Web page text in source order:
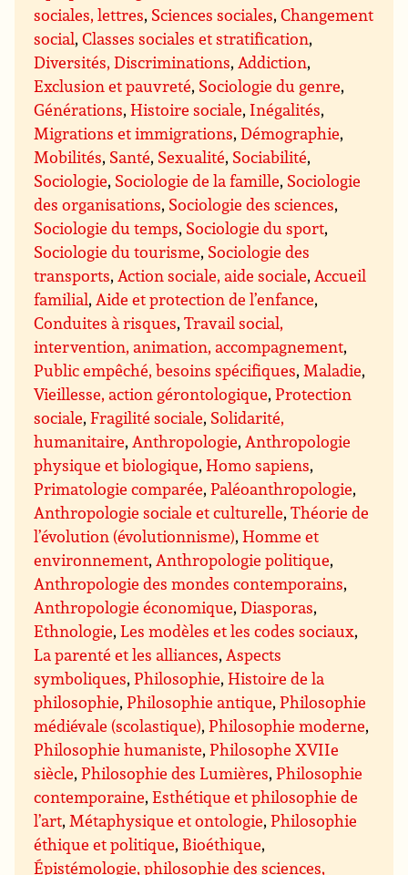
sociales, lettres, Sciences sociales,Changement
social,Classes sociales et stratification,
Diversités, Discriminations, Addiction,
Exclusion et pauvreté, Sociologie du genre,
Générations,Histoire sociale, Inégalités,
Migrations et immigrations,Démographie,
Mobilités, Santé, Sexualité, Sociabilité,
Sociologie, Sociologie de la famille, Sociologie
des organisations, Sociologie des sciences,
Sociologie du temps, Sociologie du sport,
Sociologie du tourisme, Sociologie des
transports, Action sociale, aide sociale, Accueil
familial, Aide et protection de l’enfance,
Conduites à risques,Travail social,
intervention, animation, accompagnement,
Public empêché, besoins spécifiques, Maladie,
Vieillesse, action gérontologique,Protection
sociale,Fragilité sociale, Solidarité,
humanitaire, Anthropologie, Anthropologie
physique et biologique,Homo sapiens,
Primatologie comparée,Paléoanthropologie,
Anthropologie sociale et culturelle,Théorie de
l’évolution (évolutionnisme),Homme et
environnement, Anthropologie politique,
Anthropologie des mondes contemporains,
Anthropologie économique,Diasporas,
Ethnologie,Les modèles et les codes sociaux,
La parenté et les alliances, Aspects
symboliques,Philosophie,Histoire de la
philosophie,Philosophie antique,Philosophie
médiévale (scolastique),Philosophie moderne,
Philosophie humaniste,Philosophe XVIIe
siècle,Philosophie des Lumières,Philosophie
contemporaine,Esthétique et philosophie de
l’art, Métaphysique et ontologie,Philosophie
éthique et politique, Bioéthique,
Épistémologie, philosophie des sciences,